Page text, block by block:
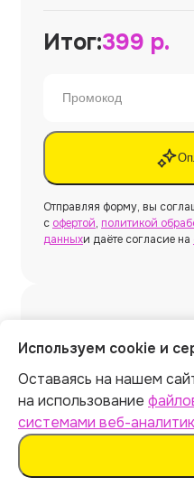
Итог:399 р.
Отправляя форму, вы
с офертой, политикой
данныхи даёте согласие на
Используем cookie и
Оставаясь на нашем
на использование
системами веб-